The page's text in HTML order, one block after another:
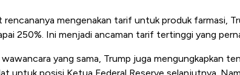
rencananya mengenakan tarif untuk produk farmasi,
250%. Ini menjadi ancaman tarif tertinggi yang
wawancara yang sama, Trump juga mengungkapkan